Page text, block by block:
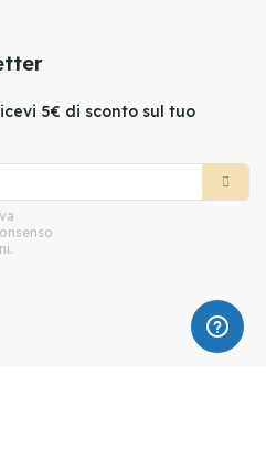
5€ di sconto sul tuo